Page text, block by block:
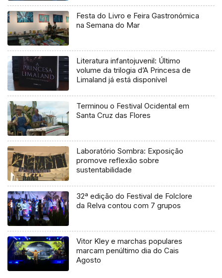
Festa do Livro e Feira Gastronómica
na Semana do Mar
Literatura infantojuvenil: Último
volume da trilogia d’A Princesa de
Limaland já está disponível
Terminou o Festival Ocidental em
Santa Cruz das Flores
Laboratório Sombra: Exposição
promove reflexão sobre
sustentabilidade
32ª edição do Festival de Folclore
da Relva contou com 7 grupos
Vitor Kley e marchas populares
marcam penúltimo dia do Cais
Agosto